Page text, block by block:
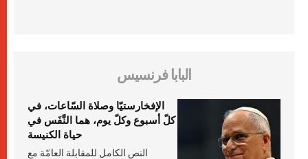
البابا فرنسيس
الإفخارستيّا وصلاة السّاعات، في
كلّ أسبوع وكلّ يوم، هما النَّفَس في
حياة الكنيسة
النص الكامل للمقابلة العامّة مع